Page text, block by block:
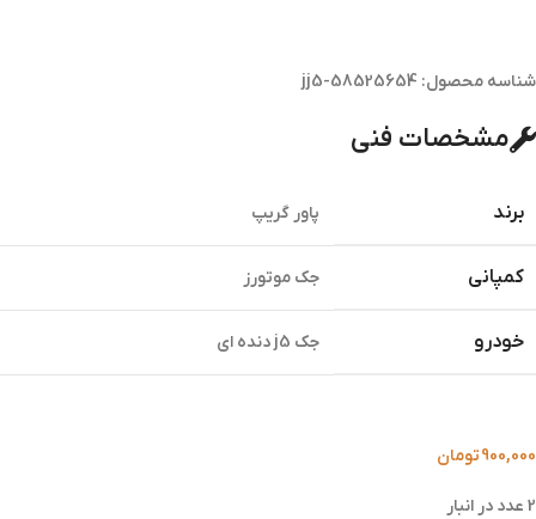
شناسه محصول: jj5-58525654
مشخصات فنی
برند پاور گریپ
کمپانی جک موتورز
خودرو جک j5 دنده ای
900,000تومان
2 عدد در انبار